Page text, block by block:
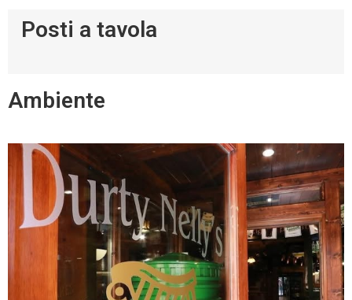
Posti a tavola
Ambiente